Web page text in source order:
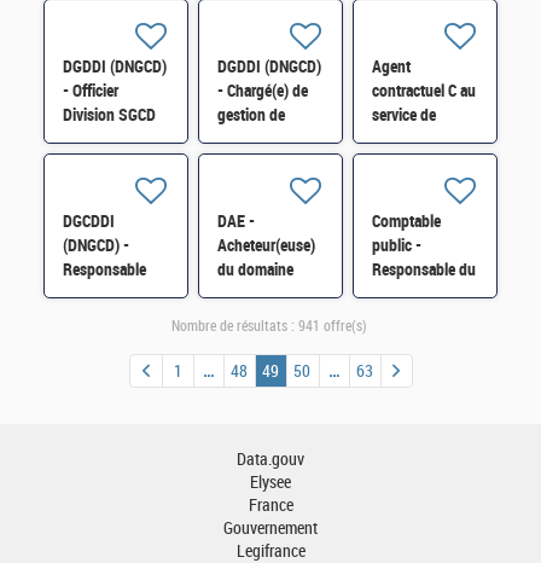
Domaine H/F
DGDDI (DNGCD)
- Officier
Division SGCD
Antilles Guyane
DGDDI (DNGCD)
- Chargé(e) de
gestion de
contrat H/F
Agent
contractuel C au
service de
publicité
Versailles H/F
DGCDDI
(DNGCD) -
Responsable
Technique Naval
DAE -
Acheteur(euse)
du domaine
immobilier,
spécialisé(e) en
Comptable
public -
Responsable du
Service de
d'Evreux H/F
Nombre de résultats : 941 offre(s)
1 48 49 50 63
Data.gouv
Elysee
France
Gouvernement
Legifrance